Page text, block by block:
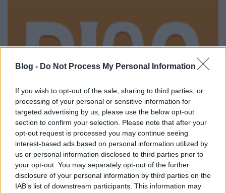
Blog - Do Not Process My Personal Information
If you wish to opt-out of the sale, sharing to third parties, or
processing of your personal or sensitive information for
targeted advertising by us, please use the below opt-out
section to confirm your selection. Please note that after your
opt-out request is processed you may continue seeing
interest-based ads based on personal information utilized by
us or personal information disclosed to third parties prior to
your opt-out. You may separately opt-out of the further
disclosure of your personal information by third parties on the
IAB’s list of downstream participants. This information may
Megnezni: An Education